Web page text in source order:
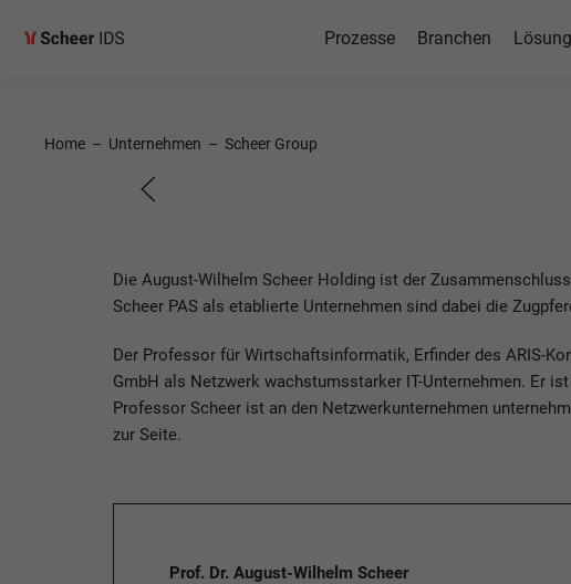
Prozesse Branchen
Home – Unternehmen – Scheer Group
Scheer
Die August-Wilhelm Scheer Holding ist der
Scheer PAS als etablierte Unternehmen sind dabei die
Der Professor für Wirtschaftsinformatik, Erfinder des ARIS-
GmbH als Netzwerk wachstumsstarker IT-Unternehmen. Er
Professor Scheer ist an den Netzwerkunternehmen
zur Seite.
Prof. Dr. August-Wilhelm Scheer